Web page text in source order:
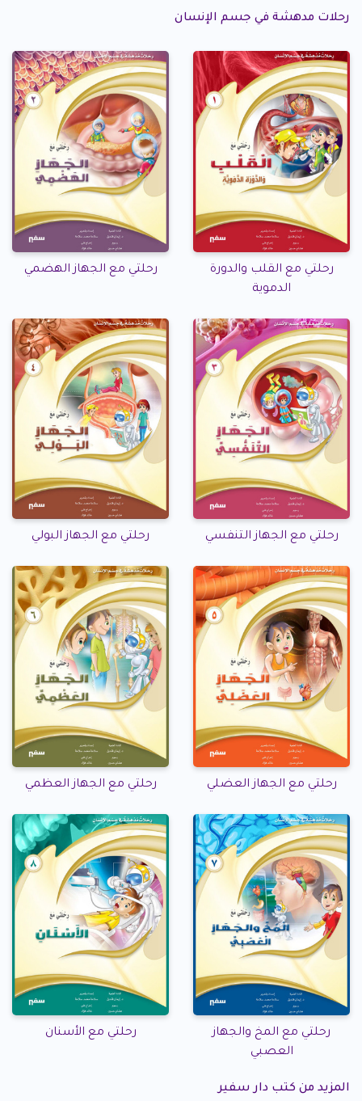
رحلات مدهشة في جسم الإنسان
رحلتي مع القلب والدورة
الدموية
رحلتي مع الجهاز الهضمي
رحلتي مع الجهاز التنفسي رحلتي مع الجهاز البولي
رحلتي مع الجهاز العضلي رحلتي مع الجهاز العظمي
رحلتي مع المخ والجهاز
العصبي
رحلتي مع الأسنان
المزيد من كتب دار سفير